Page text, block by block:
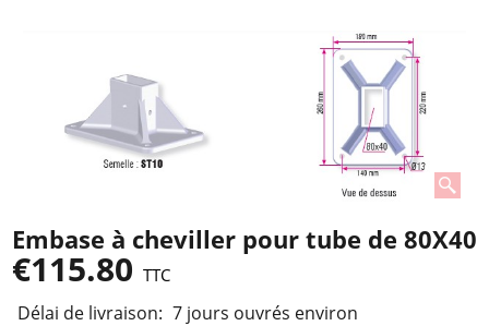
Embase à cheviller pour tube de 80X40
€115.80 TTC
Délai de livraison: 7 jours ouvrés environ